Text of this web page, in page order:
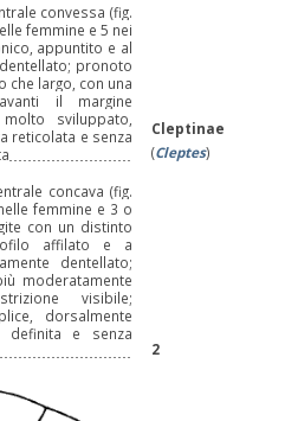
convessa (fig.
femmine e 5 nei
appuntito e al
pronoto
che largo, con una
il margine
sviluppato,
reticolata e senza
Cleptinae
(Cleptes)
concava (fig.
femmine e 3 o
con un distinto
affilato e a
dentellato;
moderatamente
visibile;
dorsalmente
definita e senza
2